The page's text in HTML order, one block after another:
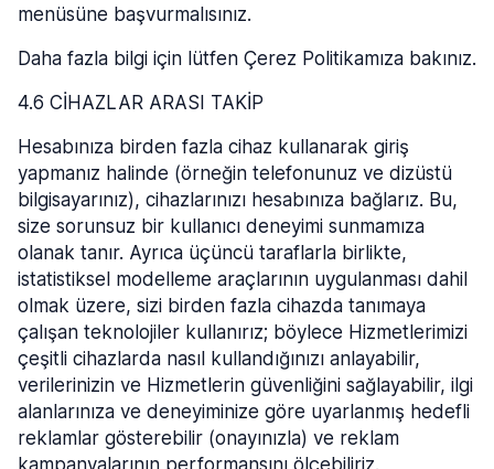
menüsüne başvurmalısınız.
Daha fazla bilgi için lütfen Çerez Politikamıza bakınız.
4.6 CİHAZLAR ARASI TAKİP
Hesabınıza birden fazla cihaz kullanarak giriş
yapmanız halinde (örneğin telefonunuz ve dizüstü
bilgisayarınız), cihazlarınızı hesabınıza bağlarız. Bu,
size sorunsuz bir kullanıcı deneyimi sunmamıza
olanak tanır. Ayrıca üçüncü taraflarla birlikte,
istatistiksel modelleme araçlarının uygulanması dahil
olmak üzere, sizi birden fazla cihazda tanımaya
çalışan teknolojiler kullanırız; böylece Hizmetlerimizi
çeşitli cihazlarda nasıl kullandığınızı anlayabilir,
verilerinizin ve Hizmetlerin güvenliğini sağlayabilir, ilgi
alanlarınıza ve deneyiminize göre uyarlanmış hedefli
reklamlar gösterebilir (onayınızla) ve reklam
kampanyalarının performansını ölçebiliriz.